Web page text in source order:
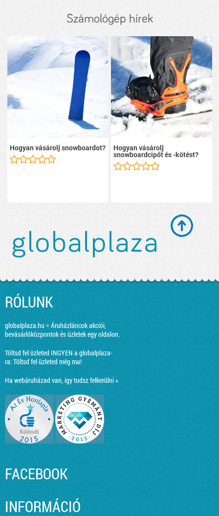
Számológép hírek
Hogyan vásárolj snowboardot? Hogyan vásárolj
snowboardcipőt és -kötést?
RÓLUNK
globalplaza.hu = Áruházláncok akciói,
bevásárlóközpontok és üzletek egy oldalon.
Töltsd fel üzleted INGYEN a globalplaza-
ra:Töltsd fel üzleted még ma!
Ha webáruházad van, így tudsz felkerülni »
FACEBOOK
INFORMÁCIÓ